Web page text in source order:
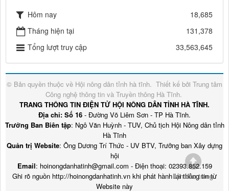
Hôm nay
18,685
Tháng hiện tại
131,378
Tổng lượt truy cập
33,563,645
© Bản quyền thuộc về Hội nông dân tỉnh hà tĩnh. Thiết kế bởi Trung tâm
Công nghệ thông tin và Truyền thông Hà Tĩnh.
TRANG THÔNG TIN ĐIỆN TỬ HỘI NÔNG DÂN TỈNH HÀ TĨNH.
Địa chỉ: Số 16 - Đường Võ Liêm Sơn - TP Hà Tĩnh.
Trưởng Ban Biên tập: Ngô Văn Huỳnh - TUV, Chủ tịch Hội Nông dân tỉnh
Hà Tĩnh
Quản trị Website: Ông Dương Trí Thức - UV BTV, Trưởng ban Xây dựng
hội
Email: hoinongdanhatinh@gmail.com - Điện thoại: 02393.852.159
Ghi rõ nguồn http://hoinongdanhatinh.vn khi phát hành lại thông tin từ
Website này
Lên đầu trang